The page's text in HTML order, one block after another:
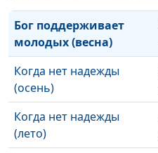
Бог поддерживает
молодых (весна)
Когда нет надежды
(осень)
Когда нет надежды
(лето)